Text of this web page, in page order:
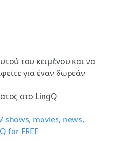
του κειμένου και να
για έναν δωρεάν
στο LingQ